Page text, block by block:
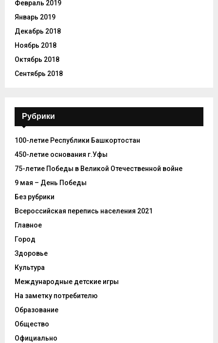
Февраль 2019
Январь 2019
Декабрь 2018
Ноябрь 2018
Октябрь 2018
Сентябрь 2018
Рубрики
100-летие Республики Башкортостан
450-летие основания г.Уфы
75-летие Победы в Великой Отечественной войне
9 мая – День Победы
Без рубрики
Всероссийская перепись населения 2021
Главное
Город
Здоровье
Культура
Международные детские игры
На заметку потребителю
Образование
Общество
Официально